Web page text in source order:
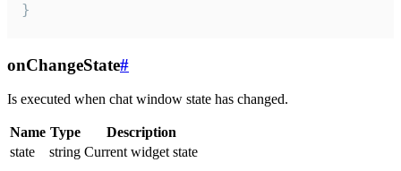
}
onChangeState#
Is executed when chat window state has changed.
Name Type
Description
state
string Current widget state